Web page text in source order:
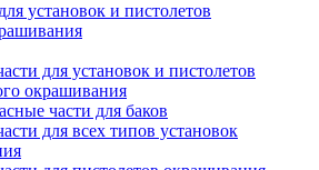
установок и пистолетов
для установок и пистолетов
окрашивания
части для баков
для всех типов установок